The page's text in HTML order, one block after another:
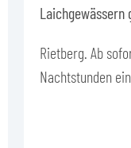
Laichgewässern
Rietberg. Ab
Nachtstunden